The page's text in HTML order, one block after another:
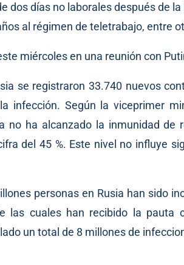
dos días no laborales después de
al régimen de teletrabajo, entre
miércoles en una reunión con
se registraron 33.740 nuevos
infección. Según la viceprimer
no ha alcanzado la inmunidad de
del 45 %. Este nivel no influye
personas en Rusia han sido
las cuales han recibido la pauta
un total de 8 millones de